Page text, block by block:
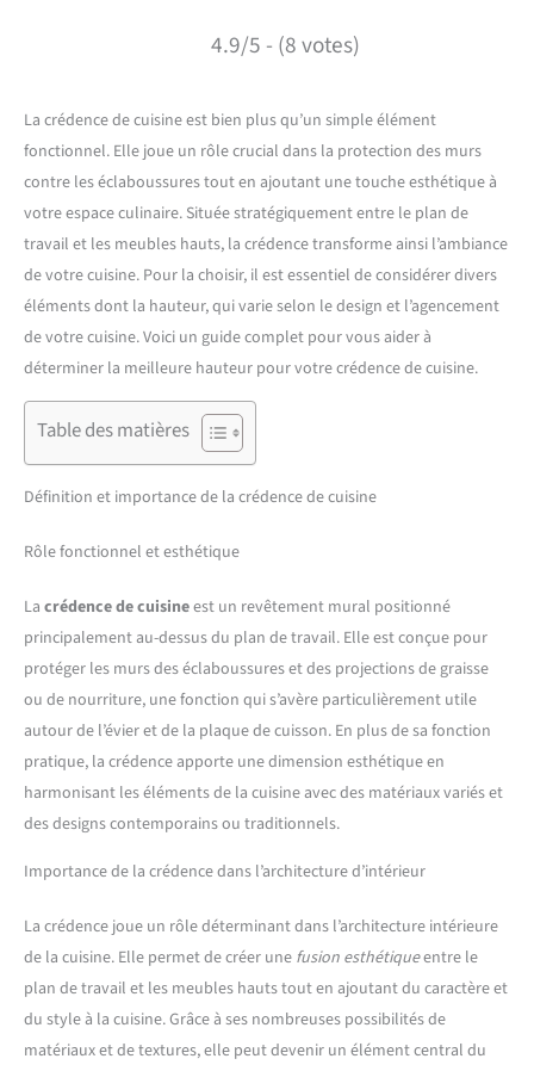
4.9/5 - (8 votes)
La crédence de cuisine est bien plus qu’un simple élément
fonctionnel. Elle joue un rôle crucial dans la protection des murs
contre les éclaboussures tout en ajoutant une touche esthétique à
votre espace culinaire. Située stratégiquement entre le plan de
travail et les meubles hauts, la crédence transforme ainsi l’ambiance
de votre cuisine. Pour la choisir, il est essentiel de considérer divers
éléments dont la hauteur, qui varie selon le design et l’agencement
de votre cuisine. Voici un guide complet pour vous aider à
déterminer la meilleure hauteur pour votre crédence de cuisine.
Table des matières
Définition et importance de la crédence de cuisine
Rôle fonctionnel et esthétique
La crédence de cuisineest un revêtement mural positionné
principalement au-dessus du plan de travail. Elle est conçue pour
protéger les murs des éclaboussures et des projections de graisse
ou de nourriture, une fonction qui s’avère particulièrement utile
autour de l’évier et de la plaque de cuisson. En plus de sa fonction
pratique, la crédence apporte une dimension esthétique en
harmonisant les éléments de la cuisine avec des matériaux variés et
des designs contemporains ou traditionnels.
Importance de la crédence dans l’architecture d’intérieur
La crédence joue un rôle déterminant dans l’architecture intérieure
de la cuisine. Elle permet de créer une fusion esthétiqueentre le
plan de travail et les meubles hauts tout en ajoutant du caractère et
du style à la cuisine. Grâce à ses nombreuses possibilités de
matériaux et de textures, elle peut devenir un élément central du